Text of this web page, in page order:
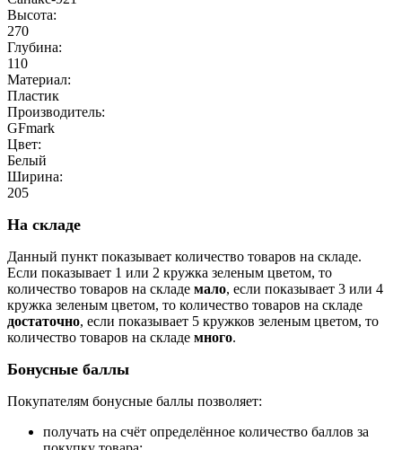
Высота:
270
Глубина:
110
Материал:
Пластик
Производитель:
GFmark
Цвет:
Белый
Ширина:
205
На складе
Данный пункт показывает количество товаров на складе.
Если показывает 1 или 2 кружка зеленым цветом, то
количество товаров на складе мало, если показывает 3 или 4
кружка зеленым цветом, то количество товаров на складе
достаточно, если показывает 5 кружков зеленым цветом, то
количество товаров на складе много.
Бонусные баллы
Покупателям бонусные баллы позволяет:
получать на счёт определённое количество баллов за